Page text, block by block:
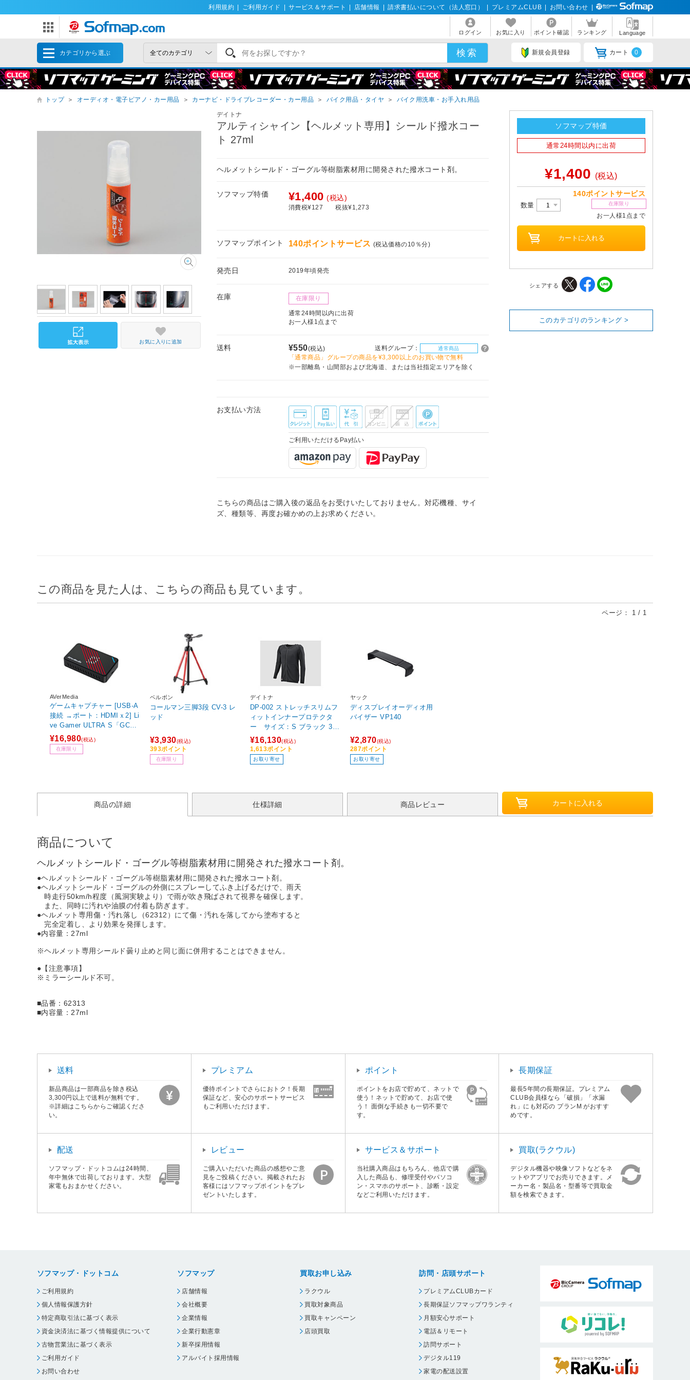
利用規約 ご利用ガイド サービス＆サポート 店舗情報 請求書払いについて（法人窓口） プレミアムCLUB お問い合わせ
ログイン お気に入り ポイント確認 ランキング Language
カテゴリから選ぶ 新規会員登録 カート 0
トップ ＞ オーディオ・電子ピアノ・カー用品 ＞ カーナビ・ドライブレコーダー・カー用品 ＞ バイク用品・タイヤ ＞ バイク用洗車・お手入れ用品
デイトナ
アルティシャイン【ヘルメット専用】シールド撥水コー
ト 27ml
ヘルメットシールド・ゴーグル等樹脂素材用に開発された撥水コート剤。
ソフマップ特価 ¥1,400 (税込)
消費税¥127 税抜¥1,273
ソフマップポイント 140ポイントサービス (税込価格の10％分)
発売日 2019年頃発売
在庫 在庫限り
通常24時間以内に出荷
お一人様1点まで
送料 ¥550(税込) 送料グループ： 通常商品
「通常商品」グループの商品を¥3,300以上のお買い物で無料
※一部離島・山間部および北海道、または当社指定エリアを除く
お支払い方法
ご利用いただけるPay払い
こちらの商品はご購入後の返品をお受けいたしておりません。対応機種、サイ
ズ、種類等、再度お確かめの上お求めください。
お気に入りに追加
ソフマップ特価
通常24時間以内に出荷
¥1,400 (税込)
140ポイントサービス
数量 在庫限り
お一人様1点まで
シェアする
このカテゴリのランキング >
この商品を見た人は、こちらの商品も見ています。
ページ： 1 / 1
AVerMedia
ゲームキャプチャー [USB-A
接続 →ポート：HDMIｘ2] Li
ve Gamer ULTRA S「GC55
3Pro」(iPadOS/Mac/Windo
ws11対応) ブラック GC553
PBK
¥16,980(税込)
在庫限り
ベルボン
コールマン三脚3段 CV-3 レ
ッド
¥3,930(税込)
393ポイント
在庫限り
デイトナ
DP-002 ストレッチスリムフ
ィットインナープロテクタ
ー サイズ：S ブラック 37
460
¥16,130(税込)
1,613ポイント
お取り寄せ
ヤック
ディスプレイオーディオ用
バイザー VP140
¥2,870(税込)
287ポイント
お取り寄せ
商品の詳細 仕様詳細 商品レビュー
商品について
ヘルメットシールド・ゴーグル等樹脂素材用に開発された撥水コート剤。
●ヘルメットシールド・ゴーグル等樹脂素材用に開発された撥水コート剤。
●ヘルメットシールド・ゴーグルの外側にスプレーしてふき上げるだけで、雨天
時走行50km/h程度（風洞実験より）で雨が吹き飛ばされて視界を確保します。
また、同時に汚れや油膜の付着も防ぎます。
●ヘルメット専用傷・汚れ落し（62312）にて傷・汚れを落してから塗布すると
完全定着し、より効果を発揮します。
●内容量：27ml
※ヘルメット専用シールド曇り止めと同じ面に併用することはできません。
●【注意事項】
※ミラーシールド不可。
■品番：62313
■内容量：27ml
送料
新品商品は一部商品を除き税込
3,300円以上で送料が無料です。
※詳細はこちらからご確認くださ
い。
プレミアム
優待ポイントでさらにおトク！長期
保証など、安心のサポートサービス
もご利用いただけます。
ポイント
ポイントをお店で貯めて、ネットで
使う！ネットで貯めて、お店で使
う！ 面倒な手続きも一切不要で
す。
長期保証
最長5年間の長期保証。プレミアム
CLUB会員様なら「破損」「水漏
れ」にも対応の プランM がおすす
めです。
配送
ソフマップ・ドットコムは24時間、
年中無休で出荷しております。大型
家電もおまかせください。
レビュー
ご購入いただいた商品の感想やご意
見をご投稿ください。掲載されたお
客様にはソフマップポイントをプレ
ゼントいたします。
サービス＆サポート
当社購入商品はもちろん、他店で購
入した商品も、修理受付やパソコ
ン・スマホのサポート、診断・設定
などご利用いただけます。
買取(ラクウル)
デジタル機器や映像ソフトなどをネ
ットやアプリでお売りできます。メ
ーカー名・製品名・型番等で買取金
額を検索できます。
ソフマップ・ドットコム
ご利用規約
個人情報保護方針
特定商取引法に基づく表示
資金決済法に基づく情報提供について
古物営業法に基づく表示
ご利用ガイド
お問い合わせ
ソフマップ
店舗情報
会社概要
企業情報
企業行動憲章
新卒採用情報
アルバイト採用情報
買取お申し込み
ラクウル
買取対象商品
買取キャンペーン
店頭買取
訪問・店頭サポート
プレミアムCLUBカード
長期保証ソフマップワランティ
月額安心サポート
電話＆リモート
訪問サポート
デジタル119
家電の配送設置